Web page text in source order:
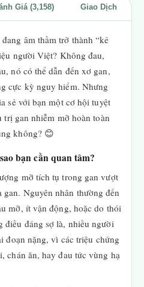
Giá (3,158) Giao Dịch
âm thầm trở thành “kẻ
người Việt? Không đau,
nó có thể dẫn đến xơ gan,
cực kỳ nguy hiểm. Nhưng
sẻ với bạn một cơ hội tuyệt
gan nhiễm mỡ hoàn toàn
không? 😊
bạn cần quan tâm?
mỡ tích tụ trong gan vượt
Nguyên nhân thường đến
mỡ, ít vận động, hoặc do thói
điều đáng sợ là, nhiều người
đoạn nặng, vì các triệu chứng
chán ăn, hay đau tức vùng hạ